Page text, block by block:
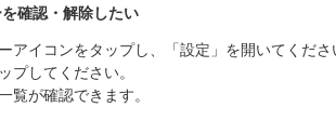
確認・解除したい
アイコンをタップし、「設定」を開いてくだ
プしてください。
覧が確認できます。